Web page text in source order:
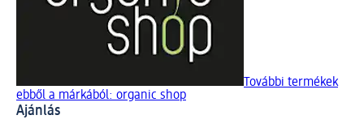
További termékek
ebből a márkából: organic shop
Ajánlás